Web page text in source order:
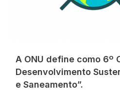
A ONU define como 6º
Desenvolvimento
e Saneamento”.